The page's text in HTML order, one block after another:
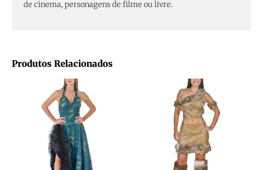
Produtos Relacionados
de cinema, personagens de filme ou livre.